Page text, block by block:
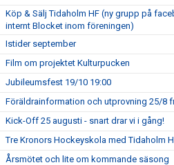
Köp & Sälj Tidaholm HF (ny grupp på
internt Blocket inom föreningen)
Istider september
Film om projektet Kulturpucken
Jubileumsfest 19/10 19:00
Föräldrainformation och utprovning 25/8
Kick-Off 25 augusti - snart drar vi i gång!
Tre Kronors Hockeyskola med Tidaholm
Årsmötet och lite om kommande säsong